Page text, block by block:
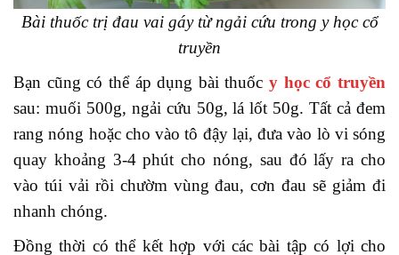
Bài thuốc trị đau vai gáy từ ngải cứu trong y học cổ
truyền
Bạn cũng có thể áp dụng bài thuốcy học cổ truyền
sau: muối 500g, ngải cứu 50g, lá lốt 50g. Tất cả đem
rang nóng hoặc cho vào tô đậy lại, đưa vào lò vi sóng
quay khoảng 3-4 phút cho nóng, sau đó lấy ra cho
vào túi vải rồi chườm vùng đau, cơn đau sẽ giảm đi
nhanh chóng.
Đồng thời có thể kết hợp với các bài tập có lợi cho